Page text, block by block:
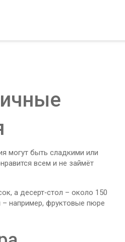
могут быть сладкими или
всем и не займёт
а десерт‑стол – около 150
– например, фруктовые пюре